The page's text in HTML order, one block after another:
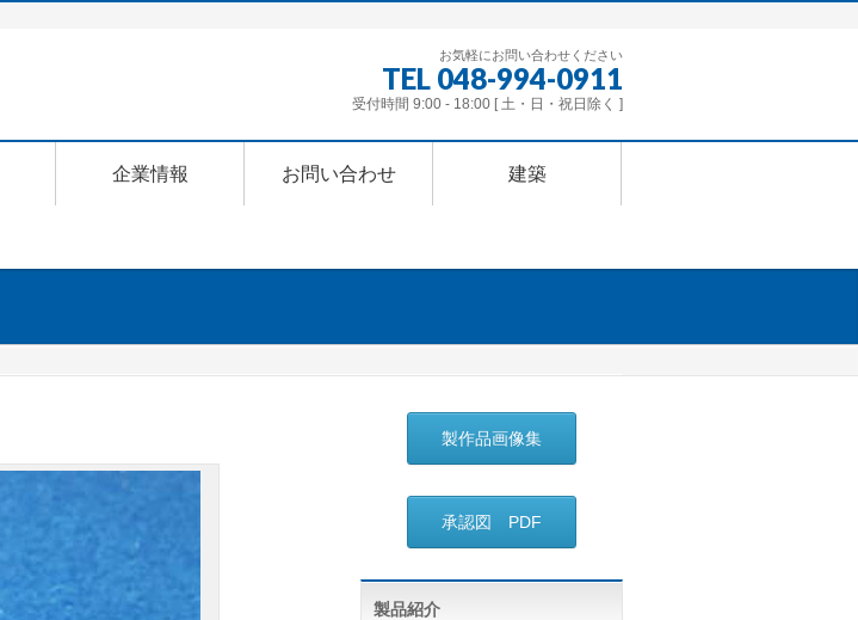
お気軽にお問い合わせください
TEL 048-994-0911
受付時間 9:00 - 18:00 [ 土・日・祝日除く ]
企業情報 お問い合わせ 建築
製作品画像集
承認図 PDF
製品紹介